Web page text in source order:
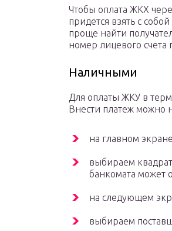
Чтобы оплата ЖКХ
придется взять с
проще найти
номер лицевого счета
Наличными
Для оплаты ЖКУ в
Внести платеж можно
на главном
выбираем
банкомата может
на следующем
выбираем